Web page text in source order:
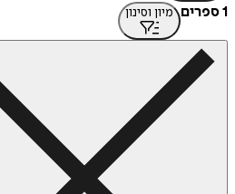
1 ספרים מיון וסינון